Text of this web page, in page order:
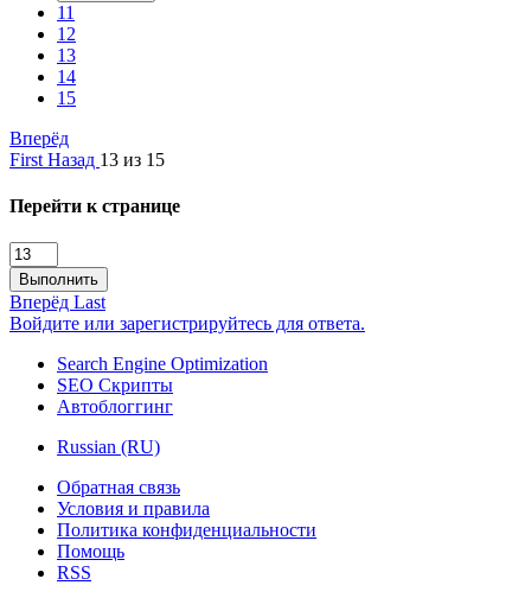
11
12
13
14
15
Вперёд
First Назад 13 из 15
Перейти к странице
Выполнить
Вперёд Last
Войдите или зарегистрируйтесь для ответа.
Search Engine Optimization
SEO Скрипты
Автоблоггинг
Russian (RU)
Обратная связь
Условия и правила
Политика конфиденциальности
Помощь
RSS